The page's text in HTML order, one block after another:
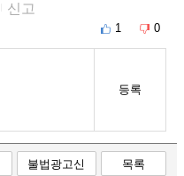
신고
1 0
등록
불법광고신
목록